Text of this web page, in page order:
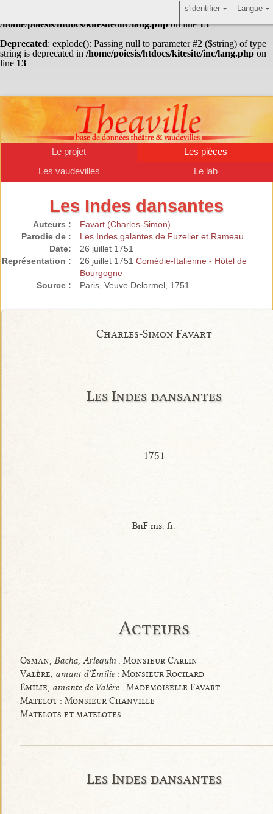
: Undefined array key "HTTP_ACCEPT_LANGUAGE" in
/home/poiesis/htdocs/kitesite/inc/lang.phpon line13
Deprecated: explode(): Passing null to parameter #2 ($string) of type
string is deprecated in /home/poiesis/htdocs/kitesite/inc/lang.php on
line 13
Le projet
Les pièces
Les vaudevilles
Le lab
Les Indes dansantes
Auteurs :
Favart (Charles-Simon)
Parodie de :
Les Indes galantes de Fuzelier et Rameau
Date:
26 juillet 1751
Représentation :
26 juillet 1751 Comédie-Italienne - Hôtel de
Bourgogne
Source :
Paris, Veuve Delormel, 1751
Charles-Simon Favart
Les Indes dansantes
1751
BnF ms. fr.
Acteurs
Osman, Bacha, Arlequin: Monsieur Carlin
Valère, amant d’Émilie: Monsieur Rochard
Émilie, amante de Valère: Mademoiselle Favart
Matelot : Monsieur Chanville
Matelots et matelotes
Les Indes dansantes
Langue
s'identifier